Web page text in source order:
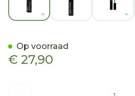
€ 27,90
Op voorraad